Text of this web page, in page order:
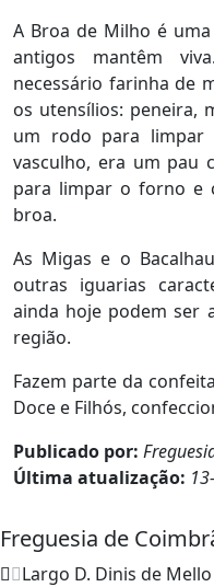
A Broa de Milho é
antigos mantêm
necessário farinha de
os utensílios: peneira,
um rodo para
vasculho, era um pau
para limpar o forno e
broa.
As Migas e o
outras iguarias
ainda hoje podem ser
região.
Fazem parte da
Doce e Filhós,
Publicado por:
Última atualização:
Freguesia de
Largo D. Dinis de